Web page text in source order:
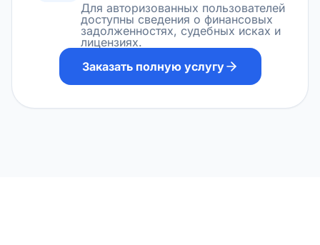
Для авторизованных пользователей
доступны сведения о финансовых
задолженностях, судебных исках и
лицензиях.
Заказать полную услугу